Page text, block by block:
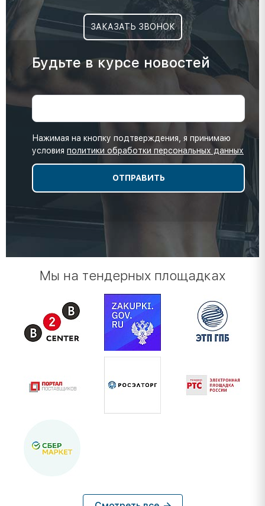
ЗАКАЗАТЬ ЗВОНОК
Будьте в курсе новостей
Нажимая на кнопку подтверждения, я принимаю
условия политики обработки персональных данных
Мы на тендерных площадках